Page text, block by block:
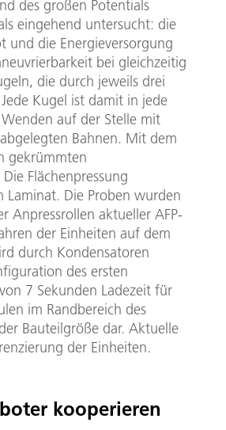
des großen Potentials
eingehend untersucht: die
und die Energieversorgung
bei gleichzeitig
die durch jeweils drei
Kugel ist damit in jede
auf der Stelle mit
Bahnen. Mit dem
gekrümmten
Flächenpressung
Laminat. Die Proben wurden
Anpressrollen aktueller AFP-
der Einheiten auf dem
durch Kondensatoren
des ersten
7 Sekunden Ladezeit für
im Randbereich des
Bauteilgröße dar. Aktuelle
der Einheiten.
kooperieren